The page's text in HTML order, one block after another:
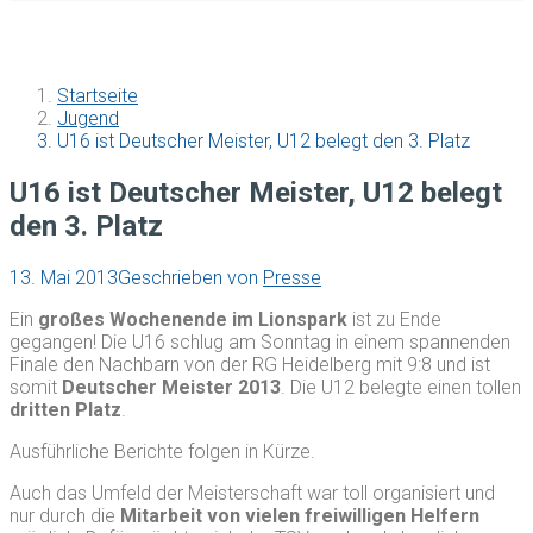
Startseite
Jugend
U16 ist Deutscher Meister, U12 belegt den 3. Platz
U16 ist Deutscher Meister, U12 belegt
den 3. Platz
13. Mai 2013Geschrieben von Presse
Ein großes Wochenende im Lionspark ist zu Ende
gegangen! Die U16 schlug am Sonntag in einem spannenden
Finale den Nachbarn von der RG Heidelberg mit 9:8 und ist
somit Deutscher Meister 2013 . Die U12 belegte einen tollen
dritten Platz
Ausführliche Berichte folgen in Kürze.
Auch das Umfeld der Meisterschaft war toll organisiert und
nur durch die Mitarbeit von vielen freiwilligen Helfern